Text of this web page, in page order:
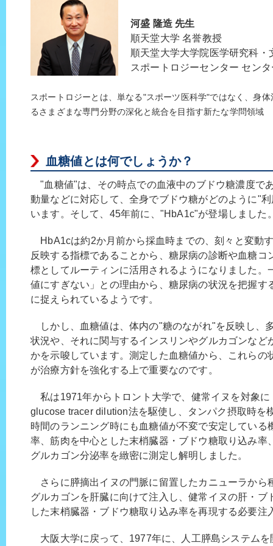
河盛 隆造 先生
順天堂大学 名誉教授
順天堂大学大学院医学研究科・
スポートロジーセンター セン
スポートロジーとは、単なる"スポーツ医科学"ではなく、身
るさまざまな専門分野の深化と統合を目指す新たな学問領域
血糖値とは何でしょうか？
"血糖値"は、その時点での血液中のブドウ糖濃度で
動量などに対応して、全身でブドウ糖がどのように"
います。そして、45年前に、"HbA1c"が登場しました
HbA1cは約2か月前から採血時までの、刻々と変動
反映する指標であることから、糖尿病の診断や血糖コ
標としてルーティンに活用されるようになりました。
値にすぎない」との理由から、糖尿病の状況を把握す
に捉えられているようです。
しかし、血糖値は、体内の"糖のながれ"を反映し、
状況や、それに関与するインスリンやグルカゴンなど
かを示唆しています。測定した血糖値から、これらの
が治療方針を強化する上で重要なのです。
私は1971年からトロント大学で、健常イヌを対象
glucose tracer dilution法を駆使し、タンパク摂取時を
時間のランニング時にも血糖値が不変で安定している
率、筋肉を中心とした末梢臓器・ブドウ糖取り込み率
グルカゴン分泌率を緻密に測定し解明しました。
さらに膵摘出イヌの門脈に留置したカニューラから
グルカゴンを肝臓に向けて注入し、健常イヌの肝・ブ
した末梢臓器・ブドウ糖取り込み率を再現する必要注
大阪大学に戻って、1977年に、人工膵島システムを